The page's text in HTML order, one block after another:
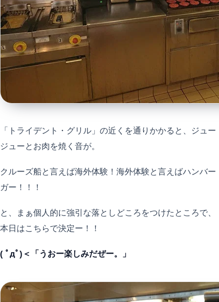
「トライデント・グリル」の近くを通りかかると、ジュー
ジューとお肉を焼く音が。
クルーズ船と言えば海外体験！海外体験と言えばハンバー
ガー！！！
と、まぁ個人的に強引な落としどころをつけたところで、
本日はこちらで決定ー！！
( ﾟдﾟ)＜「うおー楽しみだぜー。」